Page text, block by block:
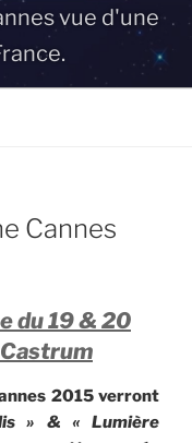
vue d'une
Cannes
du 19 & 20
2015 verront
» & « Lumière